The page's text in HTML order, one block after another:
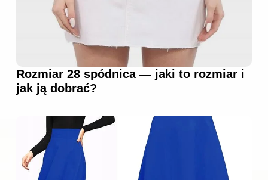
Rozmiar 28 spódnica — jaki to rozmiar i
jak ją dobrać?